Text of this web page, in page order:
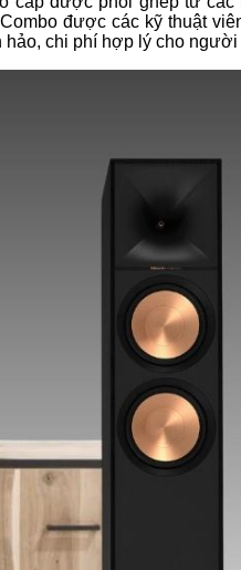
được các kỹ thuật
chi phí hợp lý cho người